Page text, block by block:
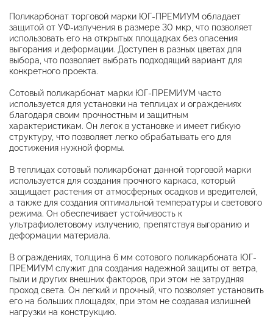
Поликарбонат торговой марки ЮГ-ПРЕМИУМ обладает
защитой от УФ-излучения в размере 30 мкр, что позволяет
использовать его на открытых площадках без опасения
выгорания и деформации. Доступен в разных цветах для
выбора, что позволяет выбрать подходящий вариант для
конкретного проекта.
Сотовый поликарбонат марки ЮГ-ПРЕМИУМ часто
используется для установки на теплицах и ограждениях
благодаря своим прочностным и защитным
характеристикам. Он легок в установке и имеет гибкую
структуру, что позволяет легко обрабатывать его для
достижения нужной формы.
В теплицах сотовый поликарбонат данной торговой марки
используется для создания прочного каркаса, который
защищает растения от атмосферных осадков и вредителей,
а также для создания оптимальной температуры и светового
режима. Он обеспечивает устойчивость к
ультрафиолетовому излучению, препятствуя выгоранию и
деформации материала.
В ограждениях, толщина 6 мм сотового поликарбоната ЮГ-
ПРЕМИУМ служит для создания надежной защиты от ветра,
пыли и других внешних факторов, при этом не затрудняя
проход света. Он легкий и прочный, что позволяет установить
его на больших площадях, при этом не создавая излишней
нагрузки на конструкцию.